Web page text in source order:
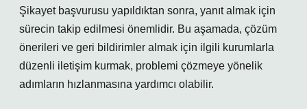
Şikayet başvurusu yapıldıktan sonra, yanıt almak için
sürecin takip edilmesi önemlidir. Bu aşamada, çözüm
önerileri ve geri bildirimler almak için ilgili kurumlarla
düzenli iletişim kurmak, problemi çözmeye yönelik
adımların hızlanmasına yardımcı olabilir.